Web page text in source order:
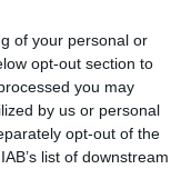
of your personal or
opt-out section to
you may
by us or personal
opt-out of the
list of downstream